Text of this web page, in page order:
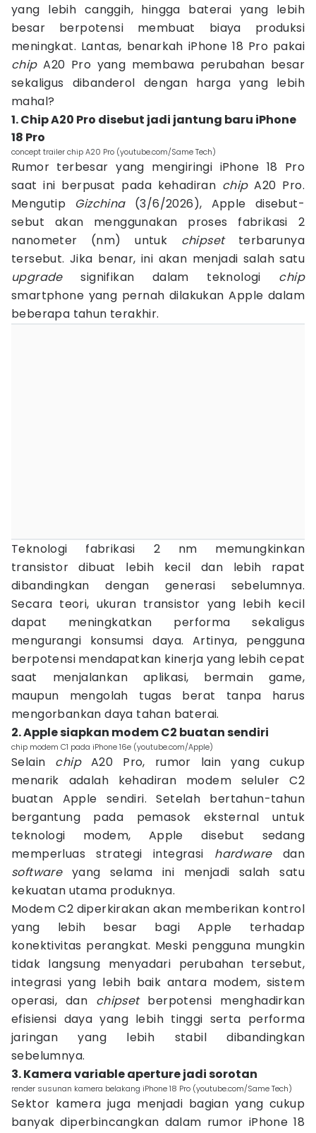
yang lebih canggih, hingga baterai yang lebih
besar berpotensi membuat biaya produksi
meningkat. Lantas, benarkah iPhone 18 Pro pakai
chipA20 Pro yang membawa perubahan besar
sekaligus dibanderol dengan harga yang lebih
mahal?
1. Chip A20 Pro disebut jadi jantung baru iPhone
18 Pro
concept trailer chip A20 Pro (youtube.com/Same Tech)
Rumor terbesar yang mengiringi iPhone 18 Pro
saat ini berpusat pada kehadiran chipA20 Pro.
Mengutip Gizchina(3/6/2026), Apple disebut-
sebut akan menggunakan proses fabrikasi 2
nanometer (nm) untuk chipsetterbarunya
tersebut. Jika benar, ini akan menjadi salah satu
upgradesignifikan dalam teknologi chip
smartphone yang pernah dilakukan Apple dalam
beberapa tahun terakhir.
Teknologi fabrikasi 2 nm memungkinkan
transistor dibuat lebih kecil dan lebih rapat
dibandingkan dengan generasi sebelumnya.
Secara teori, ukuran transistor yang lebih kecil
dapat meningkatkan performa sekaligus
mengurangi konsumsi daya. Artinya, pengguna
berpotensi mendapatkan kinerja yang lebih cepat
saat menjalankan aplikasi, bermain game,
maupun mengolah tugas berat tanpa harus
mengorbankan daya tahan baterai.
2. Apple siapkan modem C2 buatan sendiri
chip modem C1 pada iPhone 16e (youtube.com/Apple)
Selain chipA20 Pro, rumor lain yang cukup
menarik adalah kehadiran modem seluler C2
buatan Apple sendiri. Setelah bertahun-tahun
bergantung pada pemasok eksternal untuk
teknologi modem, Apple disebut sedang
memperluas strategi integrasi hardwaredan
softwareyang selama ini menjadi salah satu
kekuatan utama produknya.
Modem C2 diperkirakan akan memberikan kontrol
yang lebih besar bagi Apple terhadap
konektivitas perangkat. Meski pengguna mungkin
tidak langsung menyadari perubahan tersebut,
integrasi yang lebih baik antara modem, sistem
operasi, dan chipsetberpotensi menghadirkan
efisiensi daya yang lebih tinggi serta performa
jaringan yang lebih stabil dibandingkan
sebelumnya.
3. Kamera variable aperture jadi sorotan
render susunan kamera belakang iPhone 18 Pro (youtube.com/Same Tech)
Sektor kamera juga menjadi bagian yang cukup
banyak diperbincangkan dalam rumor iPhone 18